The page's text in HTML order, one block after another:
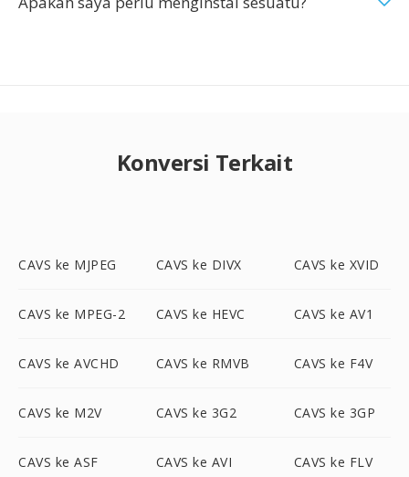
Konversi Terkait
CAVS ke MJPEG CAVS ke DIVX CAVS ke XVID
CAVS ke MPEG-2 CAVS ke HEVC CAVS ke AV1
CAVS ke AVCHD CAVS ke RMVB CAVS ke F4V
CAVS ke M2V CAVS ke 3G2 CAVS ke 3GP
CAVS ke ASF CAVS ke AVI CAVS ke FLV